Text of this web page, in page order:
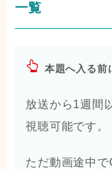
一覧
本題へ入る前
放送から1週間
視聴可能です。
ただ動画途中で